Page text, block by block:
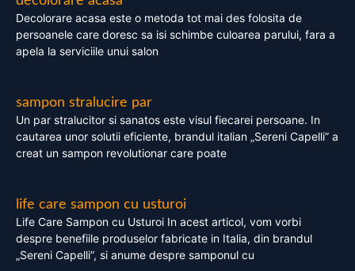
Decolorare acasa este o metoda tot mai des folosita de
persoanele care doresc sa isi schimbe culoarea parului, fara a
apela la serviciile unui salon
sampon stralucire par
Un par stralucitor si sanatos este visul fiecarei persoane. In
cautarea unor solutii eficiente, brandul italian „Sereni Capelli” a
creat un sampon revolutionar care poate
life care sampon cu usturoi
Life Care Sampon cu Usturoi In acest articol, vom vorbi
despre benefiile produselor fabricate in Italia, din brandul
„Sereni Capelli”, si anume despre samponul cu